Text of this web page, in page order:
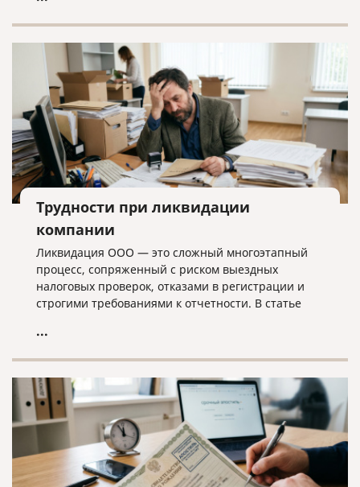
Трудности при ликвидации
компании
Ликвидация ООО — это сложный многоэтапный
процесс, сопряженный с риском выездных
налоговых проверок, отказами в регистрации и
строгими требованиями к отчетности. В статье
бизнеса, критерии упрощенной процедуры и
...